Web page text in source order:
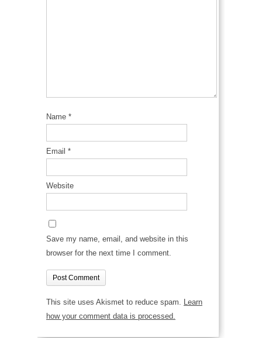
Name *
Email *
Website
Save my name, email, and website in this
browser for the next time I comment.
This site uses Akismet to reduce spam.
Learn
how your comment data is processed.